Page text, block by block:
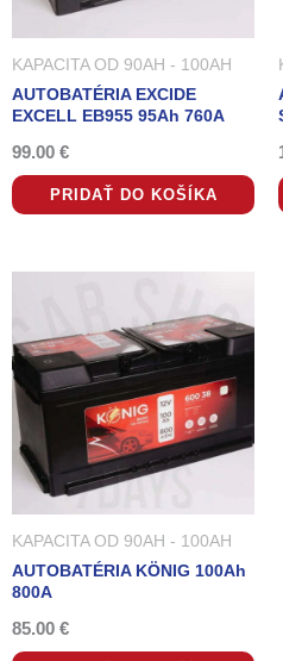
KAPACITA OD 90AH - 100AH
AUTOBATÉRIA EXCIDE
EXCELL EB955 95Ah 760A
99.00 €
PRIDAŤ DO KOŠÍKA
KAPACITA OD 90AH - 100AH
AUTOBATÉRIA KÖNIG 100Ah
800A
85.00 €